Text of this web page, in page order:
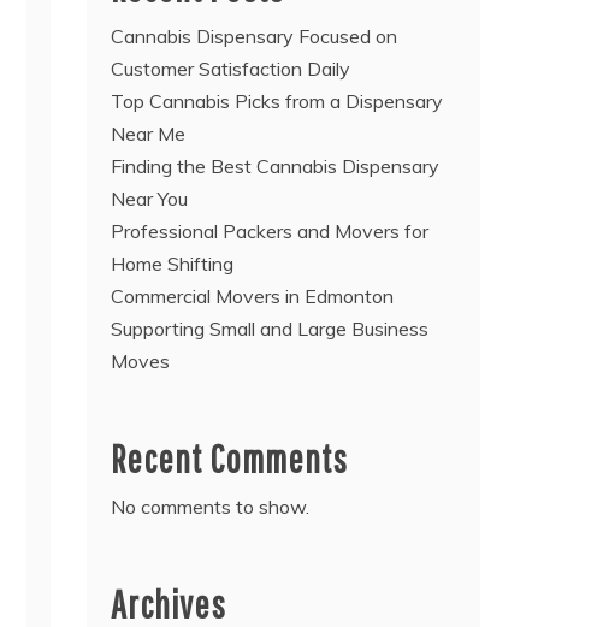
Cannabis Dispensary Focused on
Customer Satisfaction Daily
Top Cannabis Picks from a Dispensary
Near Me
Finding the Best Cannabis Dispensary
Near You
Professional Packers and Movers for
Home Shifting
Commercial Movers in Edmonton
Supporting Small and Large Business
Moves
Recent Comments
No comments to show.
Archives